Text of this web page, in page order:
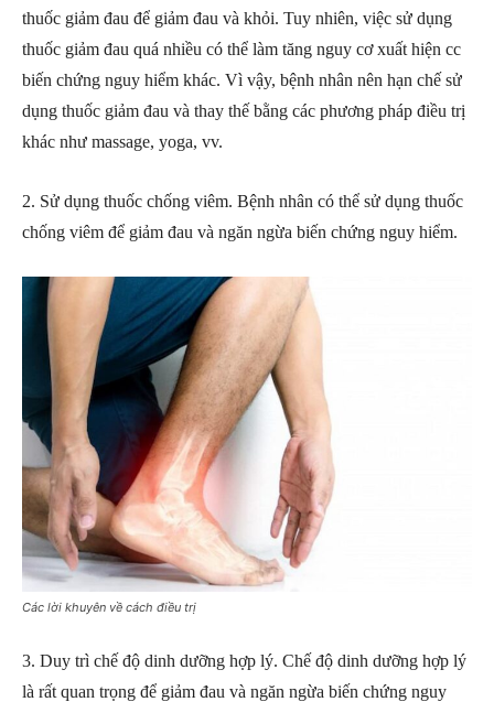
thuốc giảm đau để giảm đau và khỏi. Tuy nhiên, việc sử dụng
thuốc giảm đau quá nhiều có thể làm tăng nguy cơ xuất hiện cc
biến chứng nguy hiểm khác. Vì vậy, bệnh nhân nên hạn chế sử
dụng thuốc giảm đau và thay thế bằng các phương pháp điều trị
khác như massage, yoga, vv.
2. Sử dụng thuốc chống viêm. Bệnh nhân có thể sử dụng thuốc
chống viêm để giảm đau và ngăn ngừa biến chứng nguy hiểm.
Các lời khuyên về cách điều trị
3. Duy trì chế độ dinh dưỡng hợp lý. Chế độ dinh dưỡng hợp lý
là rất quan trọng để giảm đau và ngăn ngừa biến chứng nguy